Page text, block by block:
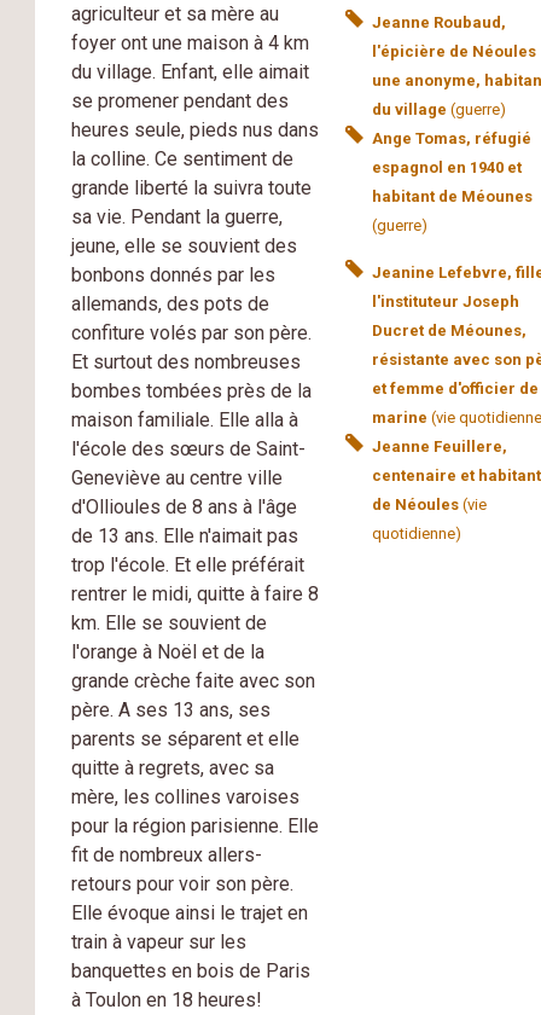
agriculteur et sa mère au
foyer ont une maison à 4 km
du village. Enfant, elle aimait
se promener pendant des
heures seule, pieds nus dans
la colline. Ce sentiment de
grande liberté la suivra toute
sa vie. Pendant la guerre,
jeune, elle se souvient des
bonbons donnés par les
allemands, des pots de
confiture volés par son père.
Et surtout des nombreuses
bombes tombées près de la
maison familiale. Elle alla à
l'école des sœurs de Saint-
Geneviève au centre ville
d'Ollioules de 8 ans à l'âge
de 13 ans. Elle n'aimait pas
trop l'école. Et elle préférait
rentrer le midi, quitte à faire 8
km. Elle se souvient de
l'orange à Noël et de la
grande crèche faite avec son
père. A ses 13 ans, ses
parents se séparent et elle
quitte à regrets, avec sa
mère, les collines varoises
pour la région parisienne. Elle
fit de nombreux allers-
retours pour voir son père.
Elle évoque ainsi le trajet en
train à vapeur sur les
banquettes en bois de Paris
à Toulon en 18 heures!
Jeanne Roubaud,
l'épicière de Néoules
une anonyme,
du village (guerre)
Ange Tomas, réfugié
espagnol en 1940 et
habitant de Méounes
(guerre)
Jeanine Lefebvre,
l'instituteur Joseph
Ducret de Méounes,
résistante avec son
et femme d'officier de
marine (vie
Jeanne Feuillere,
centenaire et
de Néoules (vie
quotidienne)